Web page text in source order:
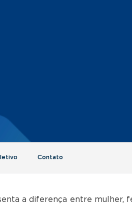
Contato
a diferença entre mulher,